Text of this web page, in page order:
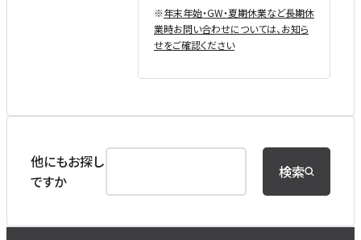
※年末年始・GW・夏期休業など⻑期休
業時お問い合わせについては、お知ら
せをご確認ください
他にもお探し
ですか
検索